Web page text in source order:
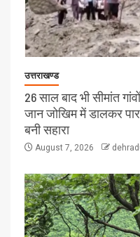
उत्तराखण्ड
26 साल बाद भी सीमांत
जान जोखिम में डालकर
बनी सहारा
August 7, 2026